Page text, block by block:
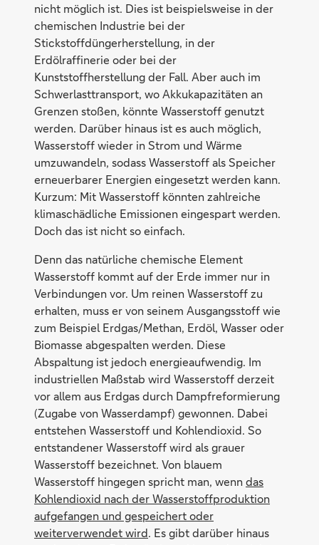
nicht möglich ist. Dies ist beispielsweise in der
chemischen Industrie bei der
Stickstoffdüngerherstellung, in der
Erdölraffinerie oder bei der
Kunststoffherstellung der Fall. Aber auch im
Schwerlasttransport, wo Akkukapazitäten an
Grenzen stoßen, könnte Wasserstoff genutzt
werden. Darüber hinaus ist es auch möglich,
Wasserstoff wieder in Strom und Wärme
umzuwandeln, sodass Wasserstoff als Speicher
erneuerbarer Energien eingesetzt werden kann.
Kurzum: Mit Wasserstoff könnten zahlreiche
klimaschädliche Emissionen eingespart werden.
Doch das ist nicht so einfach.
Denn das natürliche chemische Element
Wasserstoff kommt auf der Erde immer nur in
Verbindungen vor. Um reinen Wasserstoff zu
erhalten, muss er von seinem Ausgangsstoff wie
zum Beispiel Erdgas/Methan, Erdöl, Wasser oder
Biomasse abgespalten werden. Diese
Abspaltung ist jedoch energieaufwendig. Im
industriellen Maßstab wird Wasserstoff derzeit
vor allem aus Erdgas durch Dampfreformierung
(Zugabe von Wasserdampf) gewonnen. Dabei
entstehen Wasserstoff und Kohlendioxid. So
entstandener Wasserstoff wird als grauer
Wasserstoff bezeichnet. Von blauem
Wasserstoff hingegen spricht man, wenn das
Kohlendioxid nach der Wasserstoffproduktion
aufgefangen und gespeichert oder
weiterverwendet wird. Es gibt darüber hinaus